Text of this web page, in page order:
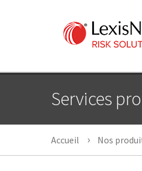
Services
Accueil Nos